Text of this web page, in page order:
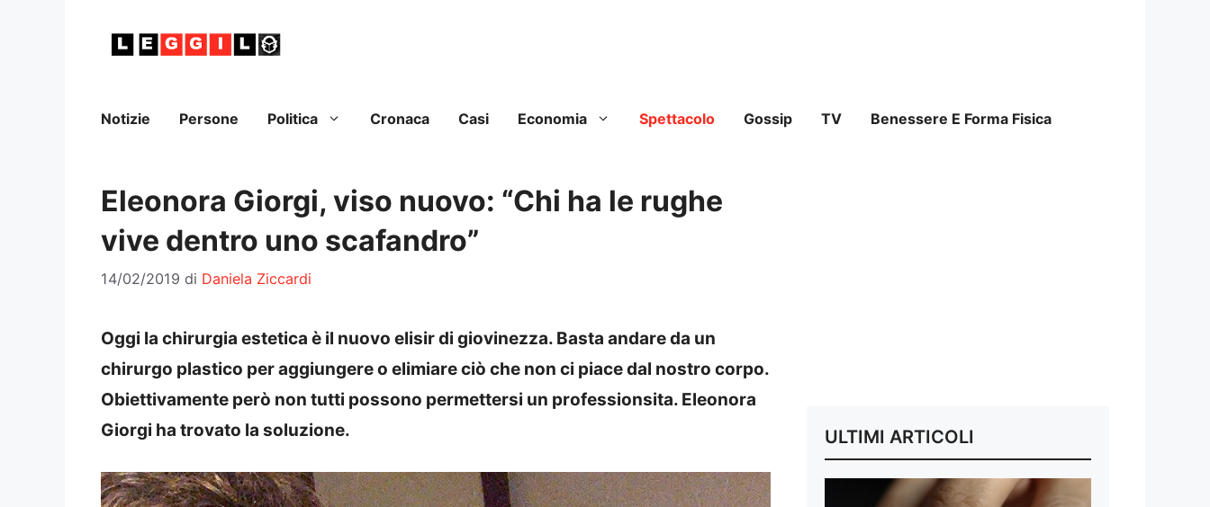
Notizie Persone Politica Cronaca Casi Economia Spettacolo Gossip TV Benessere E Forma Fisica
Eleonora Giorgi, viso nuovo: “Chi ha le rughe
vive dentro uno scafandro”
14/02/2019 di Daniela Ziccardi
Oggi la chirurgia estetica è il nuovo elisir di giovinezza. Basta andare da un
chirurgo plastico per aggiungere o elimiare ciò che non ci piace dal nostro corpo.
Obiettivamente però non tutti possono permettersi un professionsita. Eleonora
Giorgi ha trovato la soluzione.
ULTIMI ARTICOLI